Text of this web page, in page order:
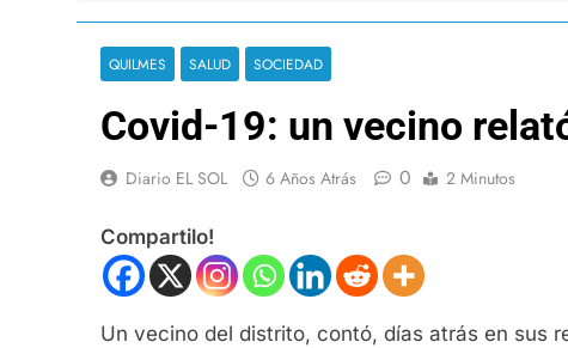
QUILMES SALUD SOCIEDAD
Covid-19: un vecino
Diario EL SOL 6 Años Atrás 0 2 Minutos
Compartilo!
Un vecino del distrito, contó, días atrás en sus